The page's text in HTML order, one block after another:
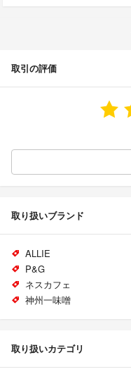
取引の評価
取り扱いブランド
ALLIE
P&G
ネスカフェ
神州一味噌
取り扱いカテゴリ